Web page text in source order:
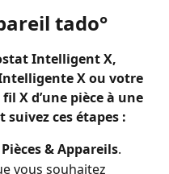
tado°
Intelligent X,
X ou votre
X d’une pièce à une
suivez ces étapes :
Pièces & Appareils.
vous souhaitez